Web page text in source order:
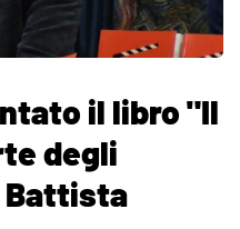
il libro "Il
degli
Battista